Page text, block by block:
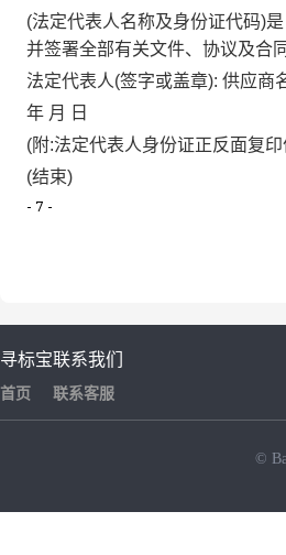
(法定代表人名称及身份证代码)是
并签署全部有关文件、协议及合
法定代表人(签字或盖章): 供应商
年 月
日
(附:法定代表人身份证正反面复印
(结束)
寻标宝
首页
联系我们
联系客服
©